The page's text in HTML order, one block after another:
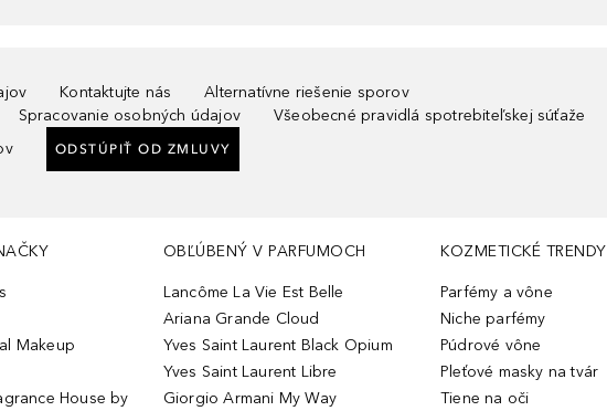
Kontaktujte nás
Alternatívne riešenie sporov
Spracovanie osobných údajov
Všeobecné pravidlá spotrebiteľskej súťaže
ODSTÚPIŤ OD ZMLUVY
Makeup
House by
OBĽÚBENÝ V PARFUMOCH
Lancôme La Vie Est Belle
Ariana Grande Cloud
Yves Saint Laurent Black Opium
Yves Saint Laurent Libre
Giorgio Armani My Way
KOZMETICKÉ TRENDY
Parfémy a vône
Niche parfémy
Púdrové vône
Pleťové masky na tvár
Tiene na oči